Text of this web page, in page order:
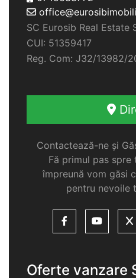
SC Eurosib Real Estate
CUI: 51359417
Reg. Com: J32/13982/
Contactează-ne și
Fă primul pas
împreună vom găsi
pentru nevoile
Oferte vanzare